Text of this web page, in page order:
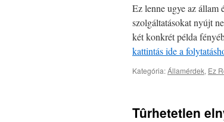
Ez lenne ugye az állam
szolgáltatásokat nyújt
két konkrét példa
kattintás ide a
Kategória:Államérdek, Ez
Tûrhetetlen